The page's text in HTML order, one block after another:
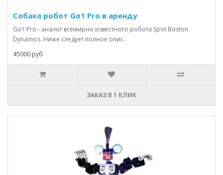
Собака робот Go1 Pro в аренду
Go1 Pro - аналог всемирно известного робота Spot Boston
Dynamics. Ниже следует полное опис..
45000 руб
ЗАКАЗ В 1 КЛИК